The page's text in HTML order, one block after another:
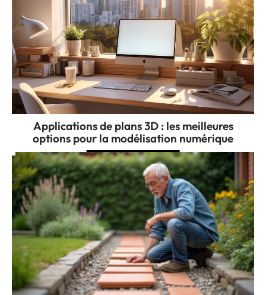
Applications de plans 3D : les meilleures
options pour la modélisation numérique